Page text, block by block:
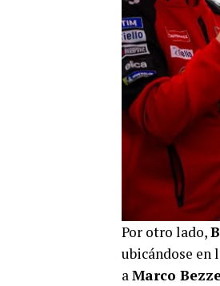
Por otro lado,
ubicándose en
aMarco